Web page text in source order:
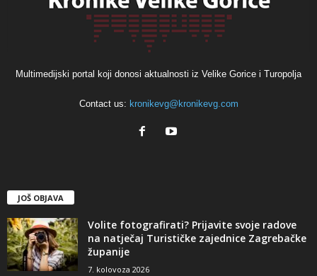
Multimedijski portal koji donosi aktualnosti iz Velike Gorice i Turopolja
Contact us: kronikevg@kronikevg.com
JOŠ OBJAVA
Volite fotografirati? Prijavite svoje radove
na natječaj Turističke zajednice Zagrebačke
županije
7. kolovoza 2026